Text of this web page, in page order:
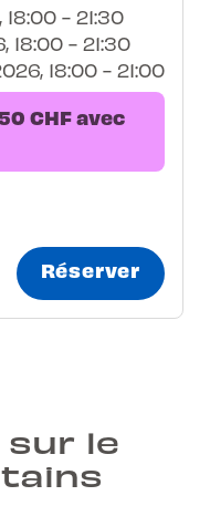
- 21:30
- 21:30
18:00 - 21:00
CHF avec
Réserver
le